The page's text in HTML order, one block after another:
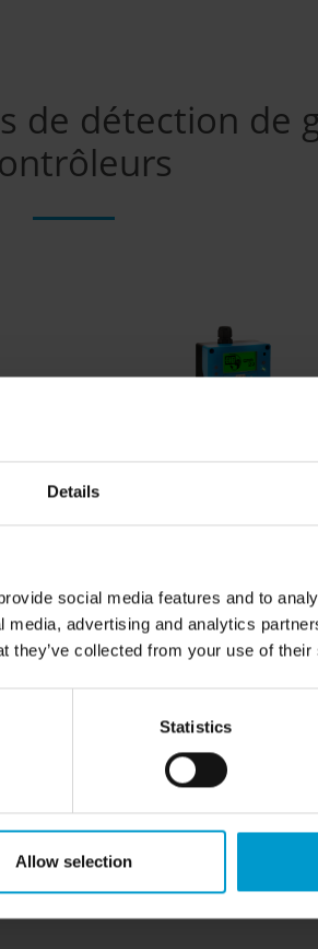
Details
social media features and to
advertising and analytics
they’ve collected from your use of
Statistics
Allow selection
de détection de
de
GMA22-M